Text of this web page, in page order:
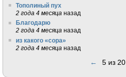
Тополиный пух
2 года 4 месяца назад
Благодарю
2 года 4 месяца назад
из какого «сора»
2 года 4 месяца назад
← 5 из 20